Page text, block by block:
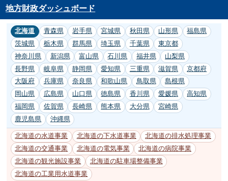
地方財政ダッシュボード
北海道 青森県 岩手県 宮城県 秋田県 山形県
福島県
茨城県
栃木県 群馬県 埼玉県 千葉県
東京都
神奈川県
新潟県 富山県 石川県 福井県
山梨県
長野県
岐阜県 静岡県 愛知県 三重県 滋賀県
京都府
大阪府
兵庫県 奈良県 和歌山県 鳥取県
島根県
岡山県
広島県 山口県 徳島県 香川県 愛媛県
高知県
福岡県
佐賀県 長崎県 熊本県 大分県
宮崎県
鹿児島県
沖縄県
北海道の水道事業 北海道の下水道事業
北海道の排水処理事業
北海道の交通事業
北海道の電気事業
北海道の病院事業
北海道の観光施設事業
北海道の駐車場整備事業
北海道の工業用水道事業